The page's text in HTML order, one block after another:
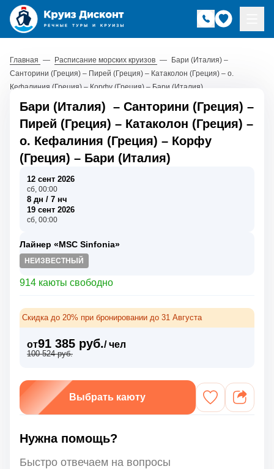
Главная — Расписание морских круизов — Бари (Италия) –
Санторини (Греция) – Пирей (Греция) – Катаколон (Греция) – о.
Кефалиния (Греция) – Корфу (Греция) – Бари (Италия)
Бари (Италия) – Санторини (Греция) –
Пирей (Греция) – Катаколон (Греция) –
о. Кефалиния (Греция) – Корфу
(Греция) – Бари (Италия)
12 сент 2026
сб, 00:00
8 дн / 7 нч
19 сент 2026
сб, 00:00
Лайнер «MSC Sinfonia»
НЕИЗВЕСТНЫЙ
914 каюты свободно
Скидка до 20% при бронировании до 31 Августа
от91 385 руб./ чел
100 524 руб.
Выбрать каюту
Нужна помощь?
Быстро отвечаем на вопросы